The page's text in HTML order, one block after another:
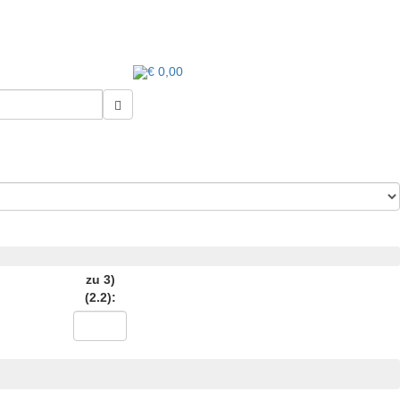
€ 0,00
zu 3)
(2.2):